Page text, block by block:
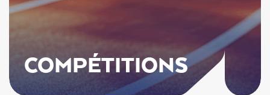
COMPÉTITIONS